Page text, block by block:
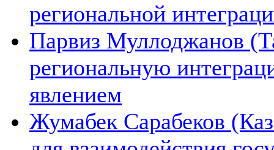
региональной
Парвиз Муллоджанов
региональную
явлением
Жумабек Сарабеков